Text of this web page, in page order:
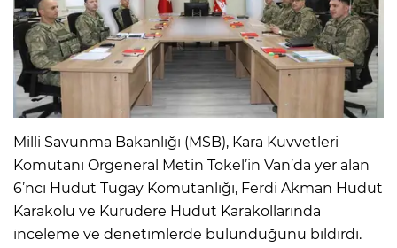
Milli Savunma Bakanlığı (MSB), Kara Kuvvetleri
Komutanı Orgeneral Metin Tokel’in Van’da yer alan
6’ncı Hudut Tugay Komutanlığı, Ferdi Akman Hudut
Karakolu ve Kurudere Hudut Karakollarında
inceleme ve denetimlerde bulunduğunu bildirdi.